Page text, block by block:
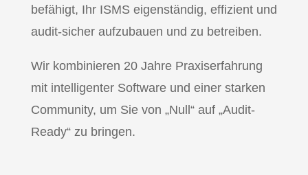
befähigt, Ihr ISMS eigenständig, effizient und
audit-sicher aufzubauen und zu betreiben.
Wir kombinieren 20 Jahre Praxiserfahrung
mit intelligenter Software und einer starken
Community, um Sie von „Null“ auf „Audit-
Ready“ zu bringen.